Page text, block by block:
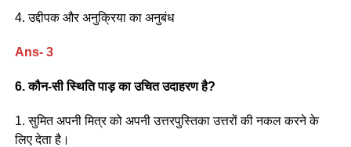
4. उद्दीपक और अनुक्रिया का अनुबंध
Ans- 3
6. कौन-सी स्थिति पाड़ का उचित उदाहरण है?
1. सुमित अपनी मित्र को अपनी उत्तरपुस्तिका उत्तरों की नकल करने के
लिए देता है।